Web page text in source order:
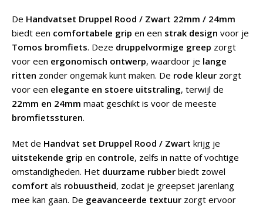
De Handvatset Druppel Rood / Zwart 22mm / 24mm
biedt een comfortabele grip en een strak design voor je
Tomos bromfiets. Deze druppelvormige greep zorgt
voor een ergonomisch ontwerp, waardoor je lange
ritten zonder ongemak kunt maken. De rode kleur zorgt
voor een elegante en stoere uitstraling, terwijl de
22mm en 24mm maat geschikt is voor de meeste
bromfietssturen.
Met de Handvat set Druppel Rood / Zwart krijg je
uitstekende grip en controle, zelfs in natte of vochtige
omstandigheden. Het duurzame rubber biedt zowel
comfort als robuustheid, zodat je greepset jarenlang
mee kan gaan. De geavanceerde textuur zorgt ervoor